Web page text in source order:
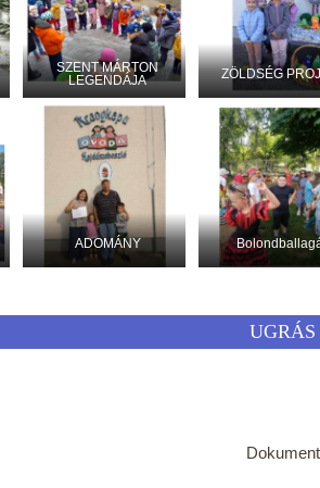
SZENT MÁRTON
LEGENDÁJA
ZÖLDSÉG
ADOMÁNY